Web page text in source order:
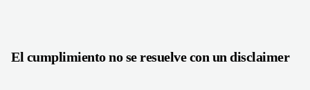
El cumplimiento no se resuelve con un disclaimer